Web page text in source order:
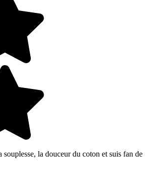
souplesse, la douceur du coton et suis fan de